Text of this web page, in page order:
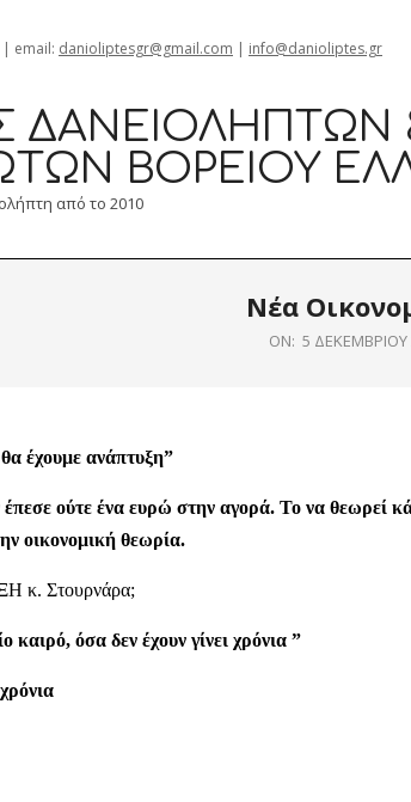
| email: danioliptesgr@gmail.com | info@danioliptes.gr
ΔΑΝΕΙΟΛΗΠΤΏΝ
ΒΟΡΕΊΟΥ
από το 2010
Νέα
ON: 5 ΔΕΚΕΜΒΡΊΟΥ
έχουμε ανάπτυξη”
ούτε ένα ευρώ στην αγορά. Το να θεωρεί
οικονομική θεωρία.
κ. Στουρνάρα;
καιρό, όσα δεν έχουν γίνει χρόνια ”